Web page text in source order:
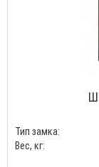
Тип замка:
Вес, кг: